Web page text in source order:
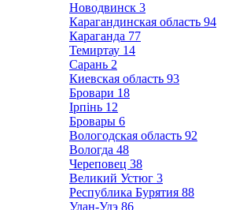
Новодвинск 3
Карагандинская область 94
Караганда 77
Темиртау 14
Сарань 2
Киевская область 93
Бровари 18
Ірпінь 12
Бровары 6
Вологодская область 92
Вологда 48
Череповец 38
Великий Устюг 3
Республика Бурятия 88
Улан-Удэ 86